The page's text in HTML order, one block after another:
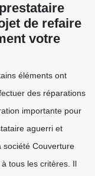
de refaire
votre
éléments ont
des réparations
importante pour
aguerri et
société Couverture
tous les critères. Il